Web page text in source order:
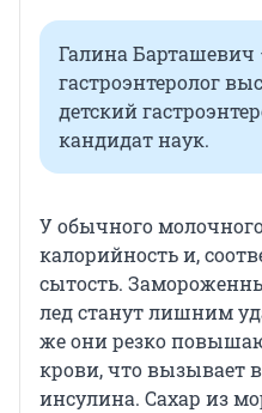
Галина Барташевич
гастроэнтеролог
детский
кандидат наук.
У обычного
калорийность и,
сытость.
лед станут лишним
же они резко
крови, что вызывает
инсулина. Сахар из